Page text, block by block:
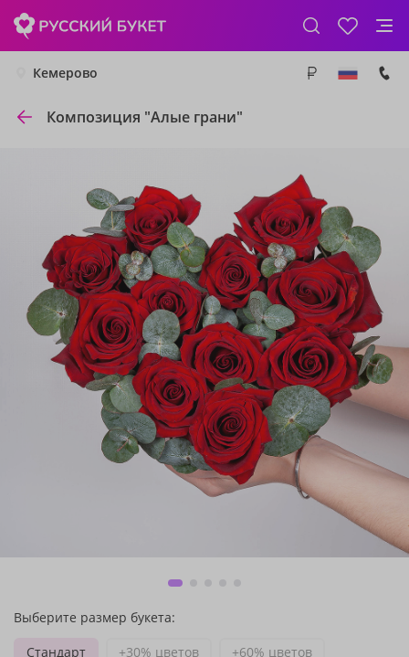
Кемерово
Композиция "Алые грани"
Выберите размер букета:
Стандарт
+30% цветов +60% цветов